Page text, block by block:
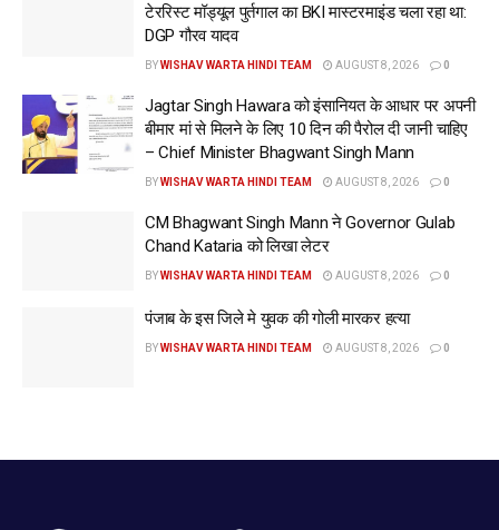
टेररिस्ट मॉड्यूल पुर्तगाल का BKI मास्टरमाइंड चला रहा था:
DGP गौरव यादव
BYWISHAV WARTA HINDI TEAM AUGUST 8, 2026 0
Jagtar Singh Hawara को इंसानियत के आधार पर अपनी
बीमार मां से मिलने के लिए 10 दिन की पैरोल दी जानी चाहिए
– Chief Minister Bhagwant Singh Mann
BYWISHAV WARTA HINDI TEAM AUGUST 8, 2026 0
CM Bhagwant Singh Mann ने Governor Gulab
Chand Kataria को लिखा लेटर
BYWISHAV WARTA HINDI TEAM AUGUST 8, 2026 0
पंजाब के इस जिले मे युवक की गोली मारकर हत्या
BYWISHAV WARTA HINDI TEAM AUGUST 8, 2026 0